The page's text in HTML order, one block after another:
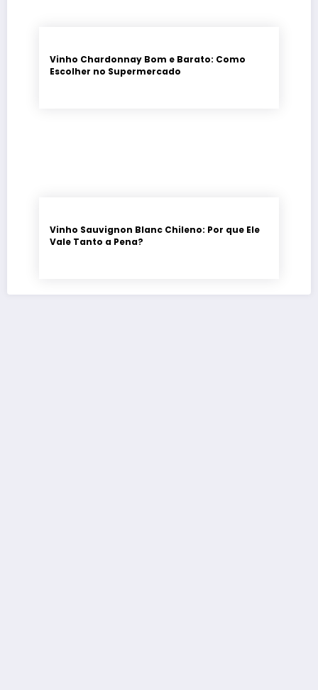
Vinho Chardonnay Bom e Barato: Como
Escolher no Supermercado
Vinho Sauvignon Blanc Chileno: Por que Ele
Vale Tanto a Pena?